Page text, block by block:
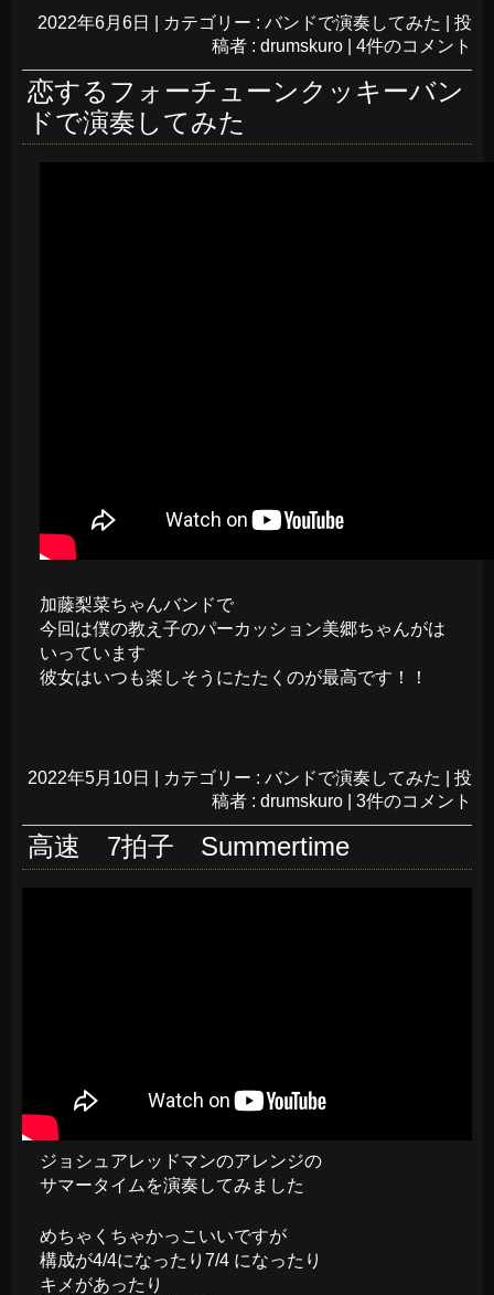
2022年6月6日 カテゴリー : バンドで演奏してみた
投
稿者 : drumskuro
4件のコメント
恋するフォーチューンクッキーバン
ドで演奏してみた
加藤梨菜ちゃんバンドで
今回は僕の教え子のパーカッション美郷ちゃんがは
いっています
彼女はいつも楽しそうにたたくのが最高です！！
2022年5月10日 カテゴリー : バンドで演奏してみた
投
稿者 : drumskuro
3件のコメント
高速 7拍子 Summertime
ジョシュアレッドマンのアレンジの
サマータイムを演奏してみました
めちゃくちゃかっこいいですが
構成が4/4になったり7/4 になったり
キメがあったり